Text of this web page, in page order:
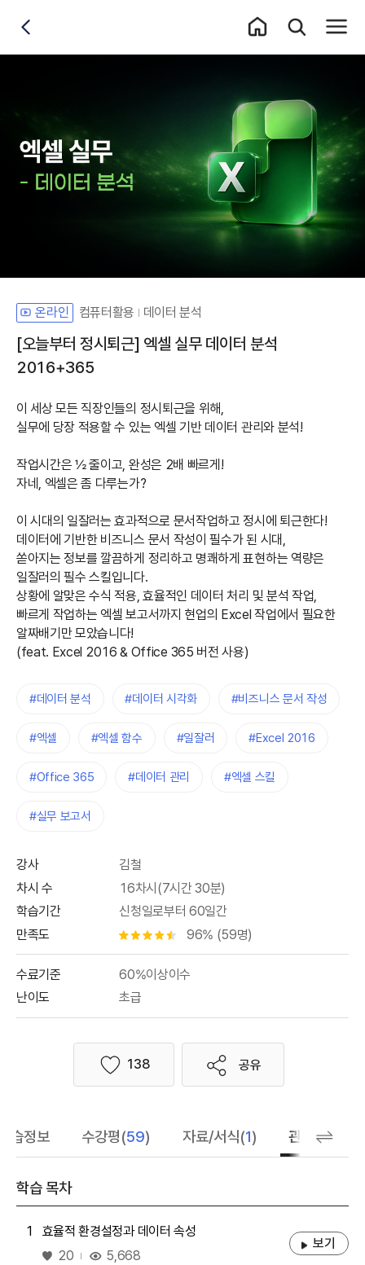
통합검색 레이
전체
뒤로가기
온라인 컴퓨터활용 데이터 분석
[오늘부터 정시퇴근] 엑셀 실무 데이터 분석
2016+365
이 세상 모든 직장인들의 정시퇴근을 위해,
실무에 당장 적용할 수 있는 엑셀 기반 데이터 관리와 분석!
작업시간은 ½ 줄이고, 완성은 2배 빠르게!
자네, 엑셀은 좀 다루는가?
이 시대의 일잘러는 효과적으로 문서작업하고 정시에 퇴근한다!
데이터에 기반한 비즈니스 문서 작성이 필수가 된 시대,
쏟아지는 정보를 깔끔하게 정리하고 명쾌하게 표현하는 역량은
일잘러의 필수 스킬입니다.
상황에 알맞은 수식 적용, 효율적인 데이터 처리 및 분석 작업,
빠르게 작업하는 엑셀 보고서까지 현업의 Excel 작업에서 필요한
알짜배기만 모았습니다!
(feat. Excel 2016 & Office 365 버전 사용)
#데이터 분석 #데이터 시각화 #비즈니스 문서 작성
#엑셀 #엑셀 함수 #일잘러 #Excel 2016
#Office 365 #데이터 관리 #엑셀 스킬
#실무 보고서
강사
김철
차시 수
16차시(7시간 30분)
학습기간
신청일로부터 60일간
만족도
별점 4.5개 96% (59명)
수료기준
60%이상이수
난이도
초급
좋아요
138 공유
습정보 수강평(59) 자료/서식(1) 관련 추천 학
학습 목차
1
효율적 환경설정과 데이터 속성
좋아요
20 5,668
보기